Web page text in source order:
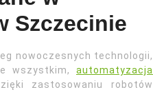
Szczecinie
nowoczesnych technologii,
wszystkim, automatyzacja
zastosowaniu robotów